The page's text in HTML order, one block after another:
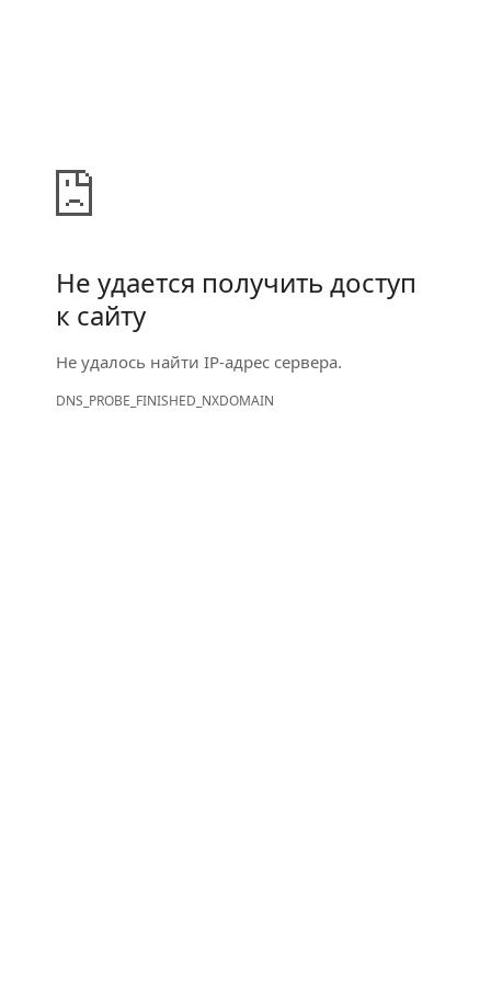
Не удается получить доступ
к сайту
Не удалось найти IP-адрес сервера.
DNS_PROBE_FINISHED_NXDOMAIN